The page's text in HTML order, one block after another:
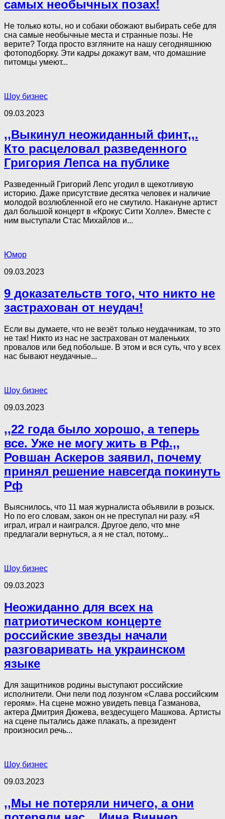
самых необычных позах!
Не только коты, но и собаки обожают выбирать себе для
сна самые необычные места и странные позы. Не
верите? Тогда просто взгляните на нашу сегодняшнюю
фотоподборку. Эти кадры докажут вам, что домашние
питомцы умеют...
Шоу бизнес
09.03.2023
,,Выкинул неожиданный финт,,.
Кто расцеловал разведенного
Григория Лепса на публике
Разведенный Григорий Лепс угодил в щекотливую
историю. Даже присутствие десятка человек и наличие
молодой возлюбленной его не смутило. Накануне артист
дал большой концерт в «Крокус Сити Холле». Вместе с
ним выступали Стас Михайлов и...
Юмор
09.03.2023
9 доказательств того, что никто не
застрахован от неудач!
Если вы думаете, что не везёт только неудачникам, то это
не так! Никто из нас не застрахован от маленьких
провалов или бед побольше. В этом и вся суть, что у всех
нас бывают неудачные...
Шоу бизнес
09.03.2023
,,22 года было хорошо, а теперь
все. Уже не могу жить в Рф.,,
Ровшан Аскеров заявил, почему
принял решение навсегда покинуть
Рф
Выяснилось, что 11 мая журналиста объявили в розыск.
Но по его словам, закон он не преступал ни разу. «Я
играл, играл и наигрался. Другое дело, что мне
предлагали вернуться, а я не стал, потому...
Шоу бизнес
09.03.2023
Неожиданно для всех на
патриотическом концерте
российские звезды начали
разговаривать на украинском
языке
Для защитников родины выступают российские
исполнители. Они пели под лозунгом «Слава российским
героям». На сцене можно увидеть певца Газманова,
актера Дмитрия Дюжева, вездесущего Машкова. Артисты
на сцене пытались даже плакать, а президент
произносил речь...
Шоу бизнес
09.03.2023
,,Мы не потеряли ничего, а они